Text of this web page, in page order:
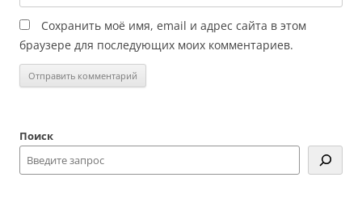
Сохранить моё имя, email и адрес сайта в этом
браузере для последующих моих комментариев.
Поиск